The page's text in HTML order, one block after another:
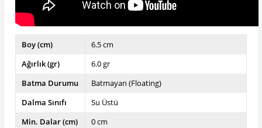
Boy (cm)
6.5 cm
Ağırlık (gr)
6.0 gr
Batma Durumu
Batmayan (Floating)
Dalma Sınıfı
Su Üstü
Min. Dalar (cm)
0 cm